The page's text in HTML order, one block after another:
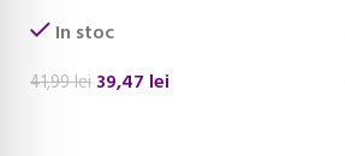
In stoc
41,99lei 39,47 lei